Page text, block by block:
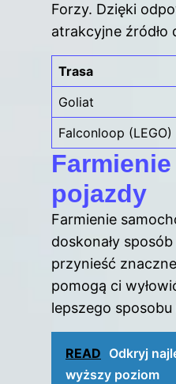
Forzy. Dzięki
atrakcyjne źródło
Trasa
Goliat
Falconloop (LEGO)
pojazdy
Farmienie
doskonały
przynieść
pomogą ci
lepszego
READ Odkryj
wyższy poziom